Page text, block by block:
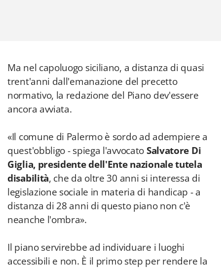
Ma nel capoluogo siciliano, a distanza di quasi
trent'anni dall'emanazione del precetto
normativo, la redazione del Piano dev'essere
ancora avviata.
«Il comune di Palermo è sordo ad adempiere a
quest'obbligo - spiega l'avvocatoSalvatore Di
Giglia, presidente dell'Ente nazionale tutela
disabilità, che da oltre 30 anni si interessa di
legislazione sociale in materia di handicap - a
distanza di 28 anni di questo piano non c'è
neanche l'ombra».
Il piano servirebbe ad individuare i luoghi
accessibili e non. È il primo step per rendere la